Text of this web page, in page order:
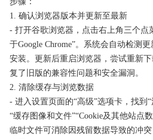
1. 确认浏览器版本并更新至最新
- 打开谷歌浏览器，点击右上角三个点
于Google Chrome”。系统会自动检测
安装。更新后重启浏览器，尝试重新
复了旧版的兼容性问题和安全漏洞。
2. 清除缓存与浏览数据
- 进入设置页面的“高级”选项卡，找到
“缓存图像和文件”“Cookie及其他站点
临时文件可消除因残留数据导致的冲